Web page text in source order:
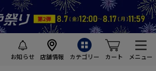
お知らせ 店舗情報 カテゴリー カート メニュー